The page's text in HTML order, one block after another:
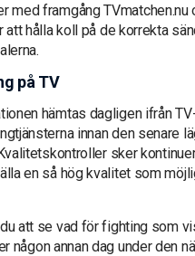
med framgång TVmatchen.nu
att hålla koll på de korrekta
på TV
hämtas dagligen ifrån
innan den senare
sker
en så hög kvalitet som
att se vad för fighting som
någon annan dag under den